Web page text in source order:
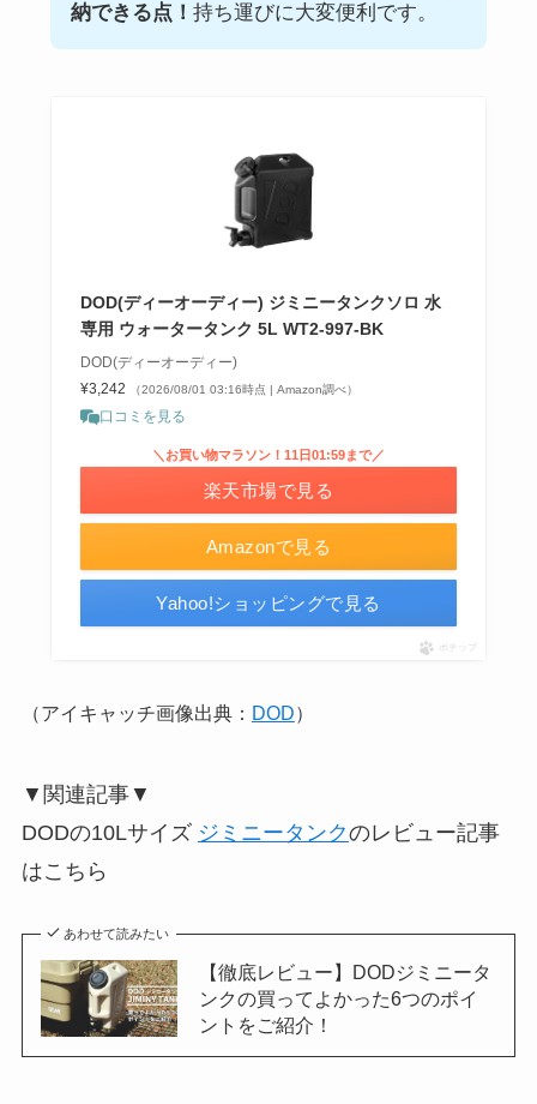
納できる点！ 持ち運びに大変便利です。
DOD(ディーオーディー) ジミニータンクソロ 水
専用 ウォータータンク 5L WT2-997-BK
DOD(ディーオーディー)
¥3,242
（2026/08/01 03:16時点 | Amazon調べ）
口コミを見る
Amazonで見る
＼お買い物マラソン！11日01:59まで／
楽天市場で見る
Yahoo!ショッピングで見る
ポチップ
（アイキャッチ画像出典： DOD）
▼関連記事▼
DODの10Lサイズ ジミニータンクのレビュー記事
はこちら
あわせて読みたい
【徹底レビュー】DODジミニータ
ンクの買ってよかった6つのポイ
ントをご紹介！